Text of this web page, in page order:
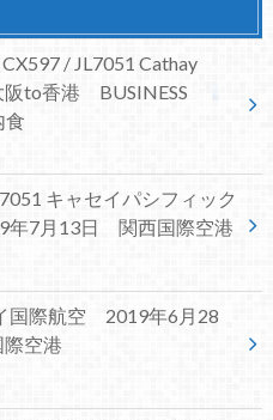
/ JL7051 Cathay
to香港 BUSINESS
食
キャセイパシフィック
7月13日 関西国際空港
国際航空 2019年6月28
空港